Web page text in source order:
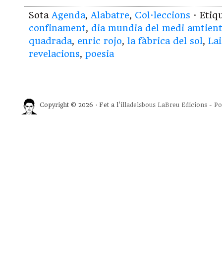
Sota Agenda, Alabatre, Col·leccions ·
confinament, dia mundia del medi amtient
quadrada, enric rojo, la fàbrica del sol,
revelacions, poesia
Copyright © 2026 · Fet a l'illadelsbous LaBreu Edicions -